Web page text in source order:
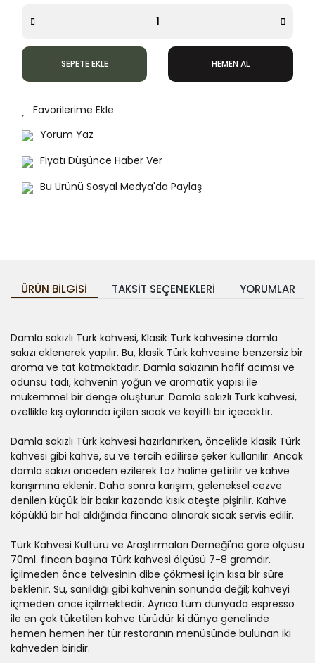
SEPETE EKLE HEMEN AL
Yorum Yaz
Fiyatı Düşünce Haber Ver
Bu Ürünü Sosyal Medya'da Paylaş
ÜRÜN BILGISI TAKSIT SEÇENEKLERI YORUMLAR
Damla sakızlı Türk kahvesi, Klasik Türk kahvesine damla
sakızı eklenerek yapılır. Bu, klasik Türk kahvesine benzersiz bir
aroma ve tat katmaktadır. Damla sakızının hafif acımsı ve
odunsu tadı, kahvenin yoğun ve aromatik yapısı ile
mükemmel bir denge oluşturur. Damla sakızlı Türk kahvesi,
özellikle kış aylarında içilen sıcak ve keyifli bir içecektir.
Damla sakızlı Türk kahvesi hazırlanırken, öncelikle klasik Türk
kahvesi gibi kahve, su ve tercih edilirse şeker kullanılır. Ancak
damla sakızı önceden ezilerek toz haline getirilir ve kahve
karışımına eklenir. Daha sonra karışım, geleneksel cezve
denilen küçük bir bakır kazanda kısık ateşte pişirilir. Kahve
köpüklü bir hal aldığında fincana alınarak sıcak servis edilir.
Türk Kahvesi Kültürü ve Araştırmaları Derneği'ne göre ölçüsü
70ml. fincan başına Türk kahvesi ölçüsü 7-8 gramdır.
İçilmeden önce telvesinin dibe çökmesi için kısa bir süre
beklenir. Su, sanıldığı gibi kahvenin sonunda değil; kahveyi
içmeden önce içilmektedir. Ayrıca tüm dünyada espresso
ile en çok tüketilen kahve türüdür ki dünya genelinde
hemen hemen her tür restoranın menüsünde bulunan iki
kahveden biridir.